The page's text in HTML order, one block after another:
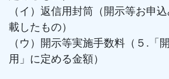
（イ）返信用封筒（開示等お申
載したもの）
（ウ）開示等実施手数料（５.「
用」に定める金額）